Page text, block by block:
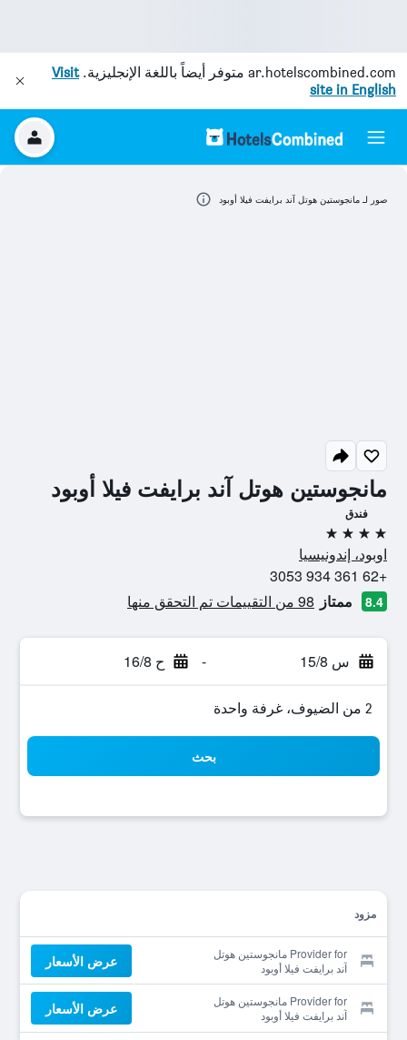
ar.hotelscombined.com متوفر أيضاً باللغة الإنجليزية.Visit
site in English
مانجوستين هوتل آند برايفت فيلا أوبود
فندق
4 نجوم
اوبود، إندونيسيا
+62 361 934 3053
8.4 ممتاز 98 من التقييمات تم التحقق منها
س 15/8 - ح 16/8
2 من الضيوف، غرفة واحدة
بحث
مزود
Provider for مانجوستين هوتل
آند برايفت فيلا أوبود
عرض الأسعار
Provider for مانجوستين هوتل
آند برايفت فيلا أوبود
عرض الأسعار
صور لـ مانجوستين هوتل آند برايفت فيلا أوبود